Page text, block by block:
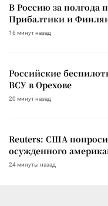
В Россию за полгода
Прибалтики и
16 минут назад
Российские
ВСУ в Орехове
20 минут назад
Reuters: США
осужденного
24 минуты назад